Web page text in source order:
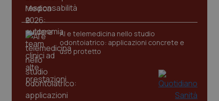
AI e telemedicina nello studio
odontoiatrico: applicazioni concrete e
uso protetto
tracking-sites-ironfish-
tracking-enable
tracking-sites-ironfish-